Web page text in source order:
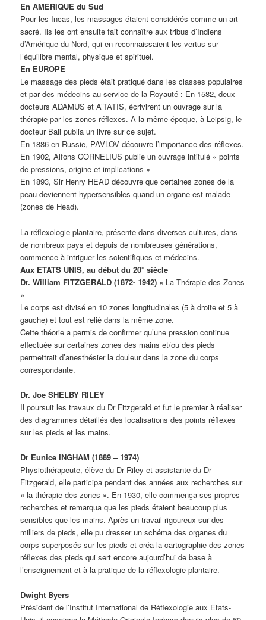
En AMERIQUE du Sud
Pour les Incas, les massages étaient considérés comme un art
sacré. Ils les ont ensuite fait connaître aux tribus d’Indiens
d’Amérique du Nord, qui en reconnaissaient les vertus sur
l’équilibre mental, physique et spirituel.
En EUROPE
Le massage des pieds était pratiqué dans les classes populaires
et par des médecins au service de la Royauté : En 1582, deux
docteurs ADAMUS et A’TATIS, écrivirent un ouvrage sur la
thérapie par les zones réflexes. A la même époque, à Leipsig, le
docteur Ball publia un livre sur ce sujet.
En 1886 en Russie, PAVLOV découvre l’importance des réflexes.
En 1902, Alfons CORNELIUS publie un ouvrage intitulé « points
de pressions, origine et implications »
En 1893, Sir Henry HEAD découvre que certaines zones de la
peau deviennent hypersensibles quand un organe est malade
(zones de Head).
La réflexologie plantaire, présente dans diverses cultures, dans
de nombreux pays et depuis de nombreuses générations,
commence à intriguer les scientifiques et médecins.
Aux ETATS UNIS, au début du 20° siècle
Dr. William FITZGERALD (1872- 1942) « La Thérapie des Zones
»
Le corps est divisé en 10 zones longitudinales (5 à droite et 5 à
gauche) et tout est relié dans la même zone.
Cette théorie a permis de confirmer qu’une pression continue
effectuée sur certaines zones des mains et/ou des pieds
permettrait d’anesthésier la douleur dans la zone du corps
correspondante.
Dr. Joe SHELBY RILEY
Il poursuit les travaux du Dr Fitzgerald et fut le premier à réaliser
des diagrammes détaillés des localisations des points réflexes
sur les pieds et les mains.
Dr Eunice INGHAM (1889 – 1974)
Physiothérapeute, élève du Dr Riley et assistante du Dr
Fitzgerald, elle participa pendant des années aux recherches sur
« la thérapie des zones ». En 1930, elle commença ses propres
recherches et remarqua que les pieds étaient beaucoup plus
sensibles que les mains. Après un travail rigoureux sur des
milliers de pieds, elle pu dresser un schéma des organes du
corps superposés sur les pieds et créa la cartographie des zones
réflexes des pieds qui sert encore aujourd’hui de base à
l’enseignement et à la pratique de la réflexologie plantaire.
Dwight Byers
Président de l’Institut International de Réflexologie aux Etats-